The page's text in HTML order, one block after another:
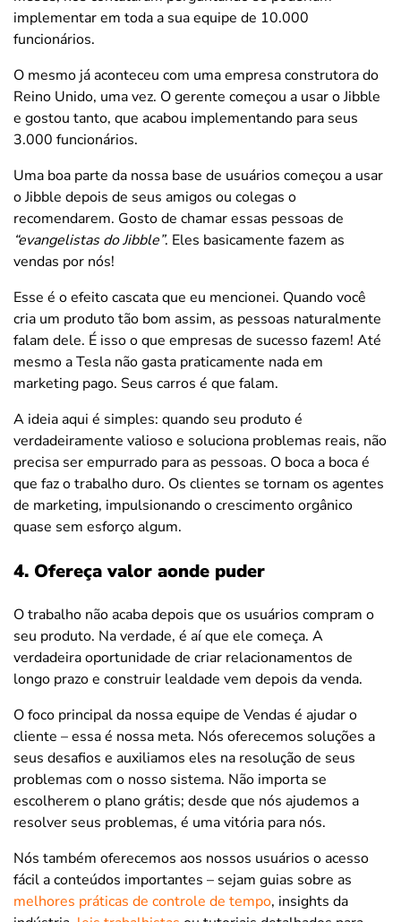
implementar em toda a sua equipe de 10.000
funcionários.
O mesmo já aconteceu com uma empresa construtora do
Reino Unido, uma vez. O gerente começou a usar o Jibble
e gostou tanto, que acabou implementando para seus
3.000 funcionários.
Uma boa parte da nossa base de usuários começou a usar
o Jibble depois de seus amigos ou colegas o
recomendarem. Gosto de chamar essas pessoas de
“evangelistas do Jibble”. Eles basicamente fazem as
vendas por nós!
Esse é o efeito cascata que eu mencionei. Quando você
cria um produto tão bom assim, as pessoas naturalmente
falam dele. É isso o que empresas de sucesso fazem! Até
mesmo a Tesla não gasta praticamente nada em
marketing pago. Seus carros é que falam.
A ideia aqui é simples: quando seu produto é
verdadeiramente valioso e soluciona problemas reais, não
precisa ser empurrado para as pessoas. O boca a boca é
que faz o trabalho duro. Os clientes se tornam os agentes
de marketing, impulsionando o crescimento orgânico
quase sem esforço algum.
4. Ofereça valor aonde puder
O trabalho não acaba depois que os usuários compram o
seu produto. Na verdade, é aí que ele começa. A
verdadeira oportunidade de criar relacionamentos de
longo prazo e construir lealdade vem depois da venda.
O foco principal da nossa equipe de Vendas é ajudar o
cliente – essa é nossa meta. Nós oferecemos soluções a
seus desafios e auxiliamos eles na resolução de seus
problemas com o nosso sistema. Não importa se
escolherem o plano grátis; desde que nós ajudemos a
resolver seus problemas, é uma vitória para nós.
Nós também oferecemos aos nossos usuários o acesso
fácil a conteúdos importantes – sejam guias sobre as
melhores práticas de controle de tempo, insights da